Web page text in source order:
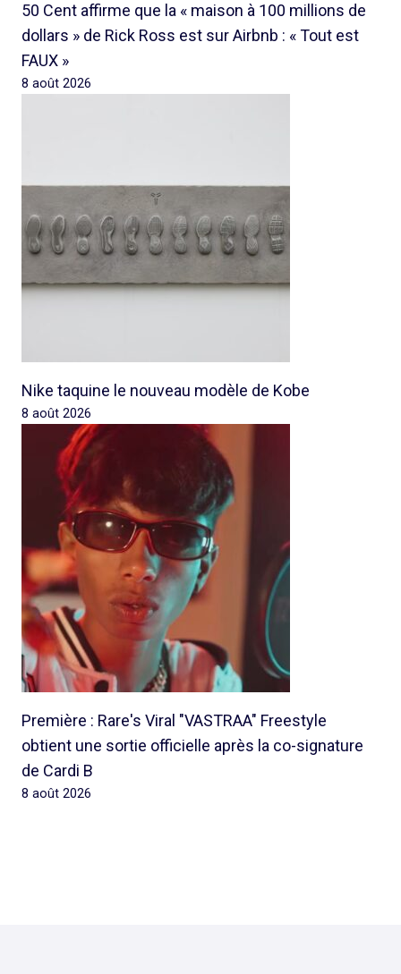
50 Cent affirme que la « maison à 100 millions de
dollars » de Rick Ross est sur Airbnb : « Tout est
FAUX »
8 août 2026
Nike taquine le nouveau modèle de Kobe
8 août 2026
Première : Rare's Viral "VASTRAA" Freestyle
obtient une sortie officielle après la co-signature
de Cardi B
8 août 2026